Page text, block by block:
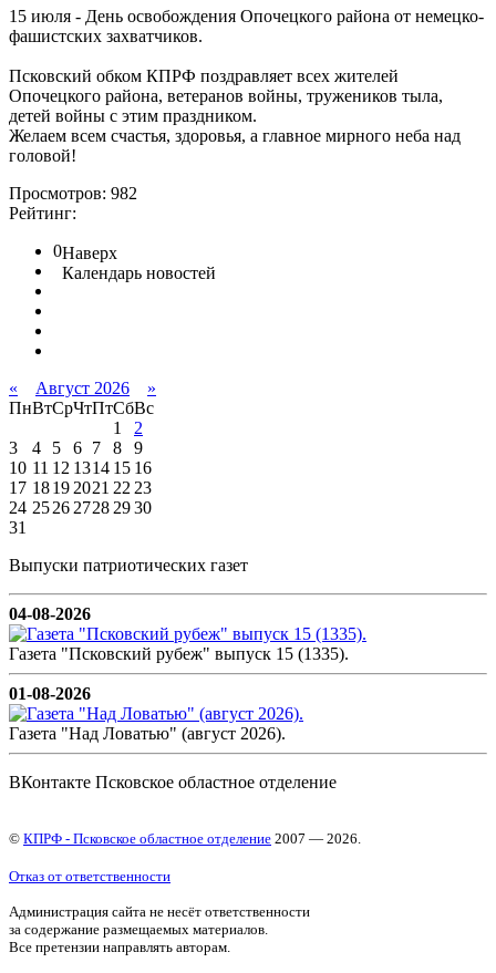
15 июля - День освобождения Опочецкого района от немецко-
фашистских захватчиков.
Псковский обком КПРФ поздравляет всех жителей
Опочецкого района, ветеранов войны, тружеников тыла,
детей войны с этим праздником.
Желаем всем счастья, здоровья, а главное мирного неба над
головой!
Просмотров: 982
Рейтинг:
0Наверх
Календарь новостей
« Август 2026
»
ПнВтСрЧтПтСбВс
1
2
3
4 5 6 7 8
9
10 11 12 1314 15 16
17 18192021 2223
24 252627282930
31
Выпуски патриотических газет
04-08-2026
Газета "Псковский рубеж" выпуск 15 (1335).
01-08-2026
Газета "Над Ловатью" (август 2026).
ВКонтакте Псковское областное отделение
© КПРФ - Псковское областное отделение 2007 — 2026.
Отказ от ответственности
Администрация сайта не несёт ответственности
за содержание размещаемых материалов.
Все претензии направлять авторам.